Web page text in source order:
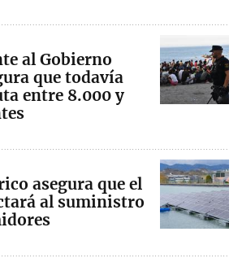
al Gobierno
que todavía
entre 8.000 y
asegura que el
al suministro